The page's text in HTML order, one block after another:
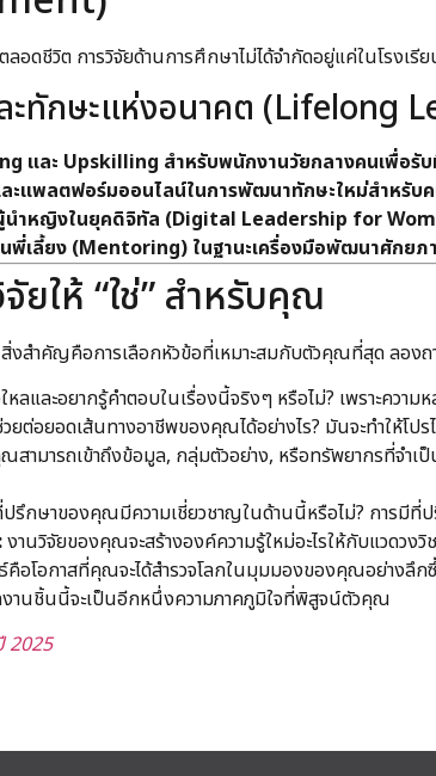
ลอดชีวิต การวิจัยด้านการศึกษาไม่ได้จำกัดอยู่แค่ในโรง
ะทักษะแห่งอนาคต (Lifelong
และ Upskilling สำหรับพนักงานวัยกลางคนเพื่อรั
แพลตฟอร์มออนไลน์ในการพัฒนาทักษะใหม่สำหรับค
นำหญิงในยุคดิจิทัล (Digital Leadership for
นพี่เลี้ยง (Mentoring) ในฐานะเครื่องมือพัฒนาศักย
ยให้ “ใช่” สำหรับคุณ
งสำคัญคือการเลือกหัวข้อที่เหมาะสมกับตัวคุณที่สุด ลองถ
ลและอยากรู้คำตอบในเรื่องนี้จริงๆ หรือไม่? เพราะควา
ยต่อยอดเส้นทางอาชีพของคุณได้อย่างไร? มันจะทำให้โ
สามารถเข้าถึงข้อมูล, กลุ่มตัวอย่าง, หรือทรัพยากรที่จำเ
ปรึกษาของคุณมีความเชี่ยวชาญในด้านนี้หรือไม่? การมี
งานวิจัยของคุณจะสร้างองค์ความรู้ใหม่อะไรให้กับแวดวง
ธ์คือโอกาสที่คุณจะได้สำรวจโลกในมุมมองของคุณอย่าง
งานชิ้นนี้จะเป็นอีกหนึ่งความภาคภูมิใจที่พิสูจน์ตัวคุณ
2025